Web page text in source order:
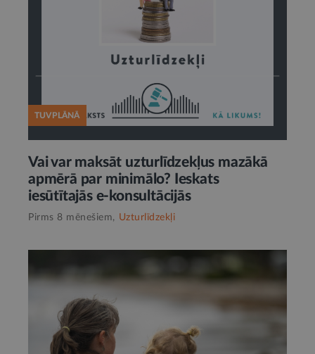
TUVPLĀNĀ
Vai var maksāt uzturlīdzekļus mazākā
apmērā par minimālo? Ieskats
iesūtītajās e-konsultācijās
Pirms 8 mēnešiem, Uzturlīdzekļi